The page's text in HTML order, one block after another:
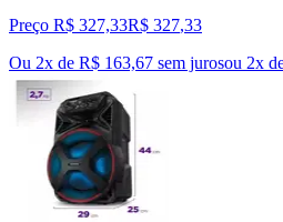
Preço R$ 327,33R$ 327,33
Ou 2x de R$ 163,67 sem jurosou 2x